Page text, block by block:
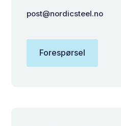
post@nordicsteel.no
Forespørsel